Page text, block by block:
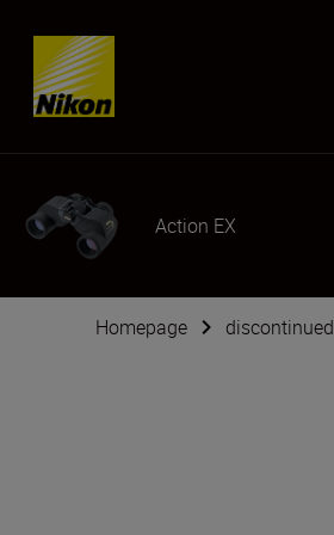
Skip content
Action EX
Homepage discontinued